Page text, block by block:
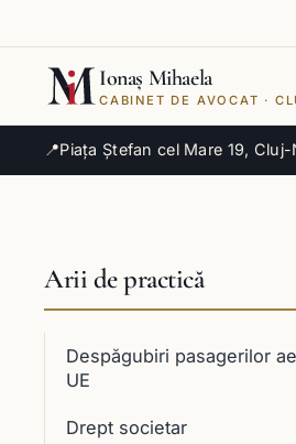
📍Piața Ștefan cel Mare 19,
Ionaș Mihaela
CABINET DE AVOCAT ·
Arii de practică
Despăgubiri pasagerilor
UE
Drept societar